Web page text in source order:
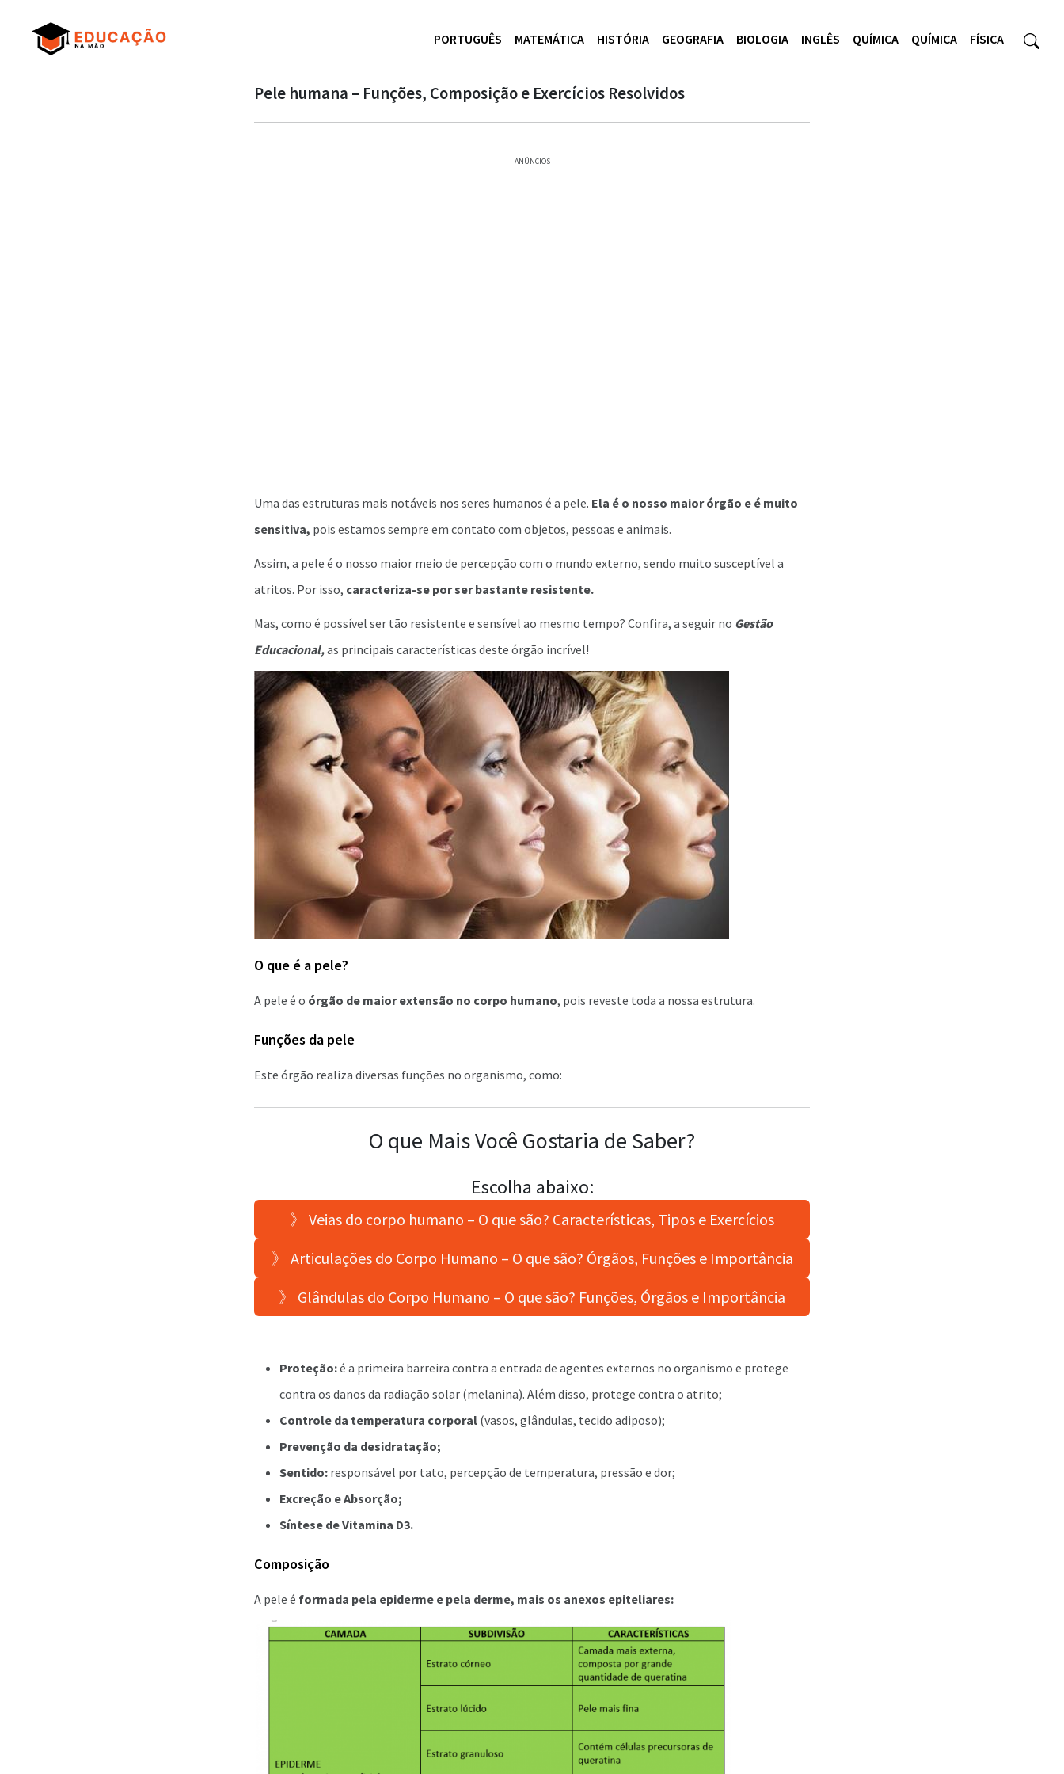
PORTUGUÊS MATEMÁTICA HISTÓRIA GEOGRAFIA BIOLOGIA INGLÊS QUÍMICA QUÍMICA FÍSICA
Pele humana – Funções, Composição e Exercícios Resolvidos
ANÚNCIOS
Uma das estruturas mais notáveis nos seres humanos é a pele. Ela é o nosso maior órgão e é muito
sensitiva, pois estamos sempre em contato com objetos, pessoas e animais.
Assim, a pele é o nosso maior meio de percepção com o mundo externo, sendo muito susceptível a
atritos. Por isso, caracteriza-se por ser bastante resistente.
Mas, como é possível ser tão resistente e sensível ao mesmo tempo? Confira, a seguir no Gestão
Educacional,as principais características deste órgão incrível!
O que é a pele?
A pele é o órgão de maior extensão no corpo humano, pois reveste toda a nossa estrutura.
Funções da pele
Este órgão realiza diversas funções no organismo, como:
O que Mais Você Gostaria de Saber?
Escolha abaixo:
》 Veias do corpo humano – O que são? Características, Tipos e Exercícios
》 Articulações do Corpo Humano – O que são? Órgãos, Funções e Importância
》 Glândulas do Corpo Humano – O que são? Funções, Órgãos e Importância
Proteção:é a primeira barreira contra a entrada de agentes externos no organismo e protege
contra os danos da radiação solar (melanina). Além disso, protege contra o atrito;
Controle da temperatura corporal (vasos, glândulas, tecido adiposo);
Prevenção da desidratação;
Sentido: responsável por tato, percepção de temperatura, pressão e dor;
Excreção e Absorção;
Síntese de Vitamina D3.
Composição
A pele é formada pela epiderme e pela derme, mais os anexos epiteliares: